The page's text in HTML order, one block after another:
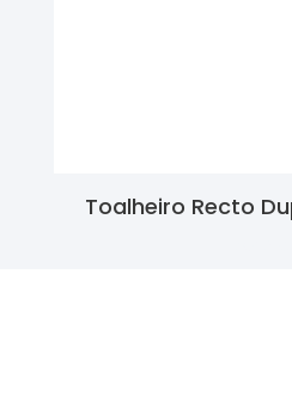
Toalheiro Recto